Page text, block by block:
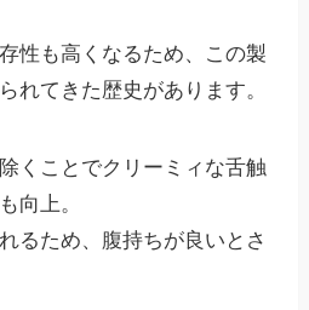
性も高くなるため、この製
れてきた歴史があります。
くことでクリーミィな舌触
向上。
るため、腹持ちが良いとさ